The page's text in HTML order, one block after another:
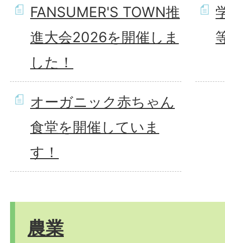
FANSUMER'S TOWN推
進大会2026を開催しま
した！
オーガニック赤ちゃん
食堂を開催していま
す！
農業